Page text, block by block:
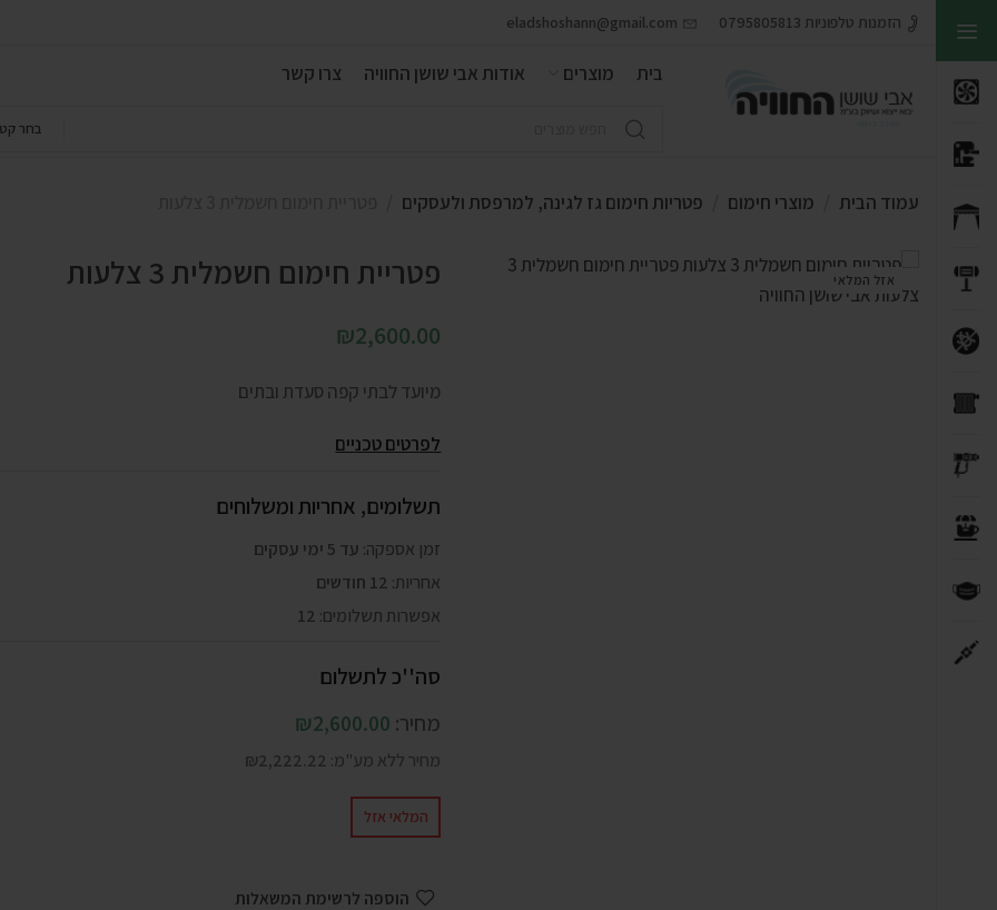
הזמנות טלפוניות 0795805813 eladshoshann@gmail.com
בית מוצרים אודות אבי שושן החוויה צרו קשר
בחר
עמוד הבית מוצרי חימום פטריות חימום גז לגינה, למרפסת ולעסקים
אזל המלאי פטריית חימום חשמלית 3 צלעות
₪2,600.00
מיועד לבתי קפה סעדת ובתים
לפרטים טכניים
תשלומים, אחריות ומשלוחים
זמן אספקה: עד 5 ימי עסקים
אחריות: 12 חודשים
אפשרות תשלומים: 12
סה''כ לתשלום
מחיר:
₪2,600.00
מחיר ללא מע"מ: ₪2,222.22
המלאי אזל
הוספה לרשימת המשאלות